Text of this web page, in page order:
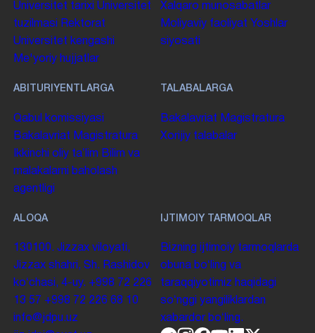
Universitet tarixi Universitet
tuzilmasi Rektorat
Universitet kengashi
Me'yoriy hujjatlar
Xalqaro munosabatlar
Moliyaviy faoliyat Yoshlar
siyosati
ABITURIYENTLARGA
Qabul komissiyasi
Bakalavriat Magistratura
Ikkinchi oliy taʼlim Bilim va
malakalarni baholash
agentligi
TALABALARGA
Bakalavriat Magistratura
Xorijiy talabalar
ALOQA
130100. Jizzax viloyati,
Jizzax shahri, Sh. Rashidov
koʻchasi, 4-uy. +998 72 226
13 57 +998 72 226 68 10
info@jdpu.uz
IJTIMOIY TARMOQLAR
Bizning ijtimoiy tarmoqlarda
obuna boʻling va
taraqqiyotimiz haqidagi
soʻnggi yangiliklardan
xabardor boʻling.